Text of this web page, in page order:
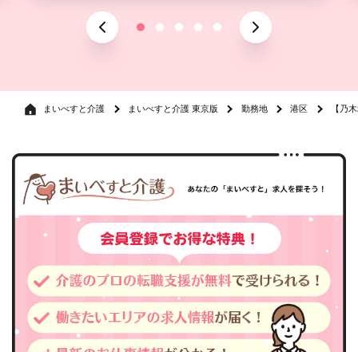
まいべすと介護 まいべすと介護 東京版 勤務地 港区 【乃